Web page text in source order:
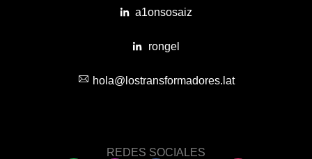
a1onsosaiz
rongel
hola@lostransformadores.lat
REDES SOCIALES